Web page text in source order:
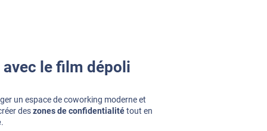
le film dépoli
un espace de coworking moderne et
deszones de confidentialitétout en
.